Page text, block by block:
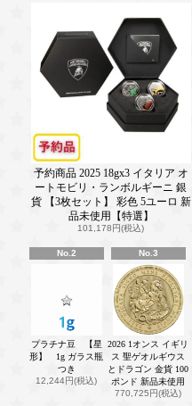
予約商品 2025 18gx3 イタリア オ
ートモビリ・ランボルギーニ 銀
貨 【3枚セット】 彩色 5ユーロ 新
品未使用【特選】
101,178円(税込)
No.2
プラチナ豆 【星
形】 1g ガラス瓶
つき
12,244円(税込)
No.3
2026 1オンス イギリ
ス 聖ゲオルギウス
とドラゴン 金貨 100
ポンド 新品未使用
770,725円(税込)